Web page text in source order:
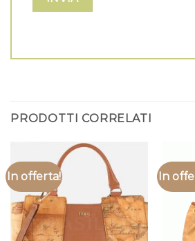
PRODOTTI CORRELATI
In offerta! In